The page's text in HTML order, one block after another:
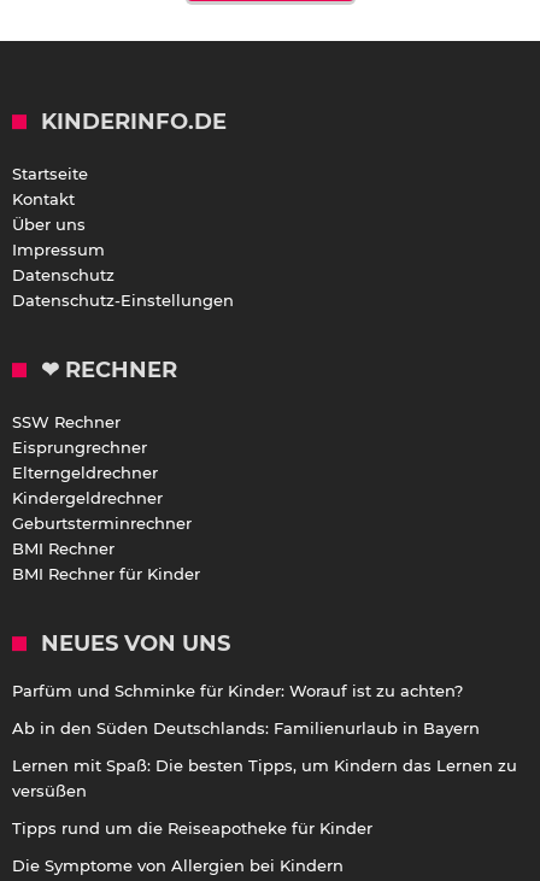
KINDERINFO.DE
Startseite
Kontakt
Über uns
Impressum
Datenschutz
Datenschutz-Einstellungen
❤ RECHNER
SSW Rechner
Eisprungrechner
Elterngeldrechner
Kindergeldrechner
Geburtsterminrechner
BMI Rechner
BMI Rechner für Kinder
NEUES VON UNS
Parfüm und Schminke für Kinder: Worauf ist zu achten?
Ab in den Süden Deutschlands: Familienurlaub in Bayern
Lernen mit Spaß: Die besten Tipps, um Kindern das Lernen zu
versüßen
Tipps rund um die Reiseapotheke für Kinder
Die Symptome von Allergien bei Kindern